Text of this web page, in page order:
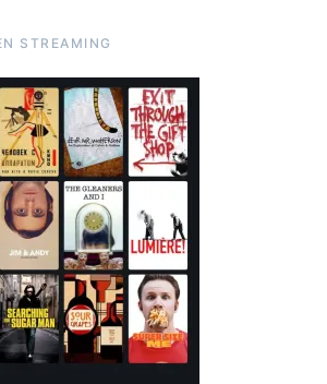
STREAMING